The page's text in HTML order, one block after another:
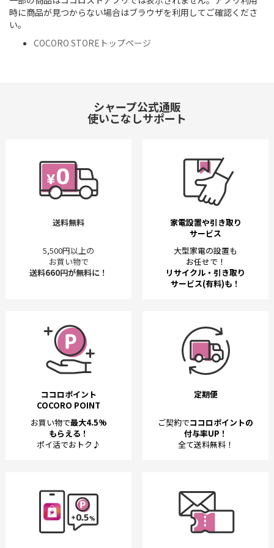
時に商品が見つからない場合はブラウザを利用してご確認くださ
い。
COCORO STOREトップページ
シャープ公式通販
使いこなしサポート
送料無料
5,500円以上の
お買い物で
送料660円が無料に！
家電設置や引き取り
サービス
大型家電の設置も
お任せで！
リサイクル・引き取り
サービス(有料)も！
ココロポイント
COCORO POINT
お買い物で最大4.5%
もらえる！
ポイ活でおトク♪
定期便
ご契約でココロポイントの
付与率UP！
全て送料無料！